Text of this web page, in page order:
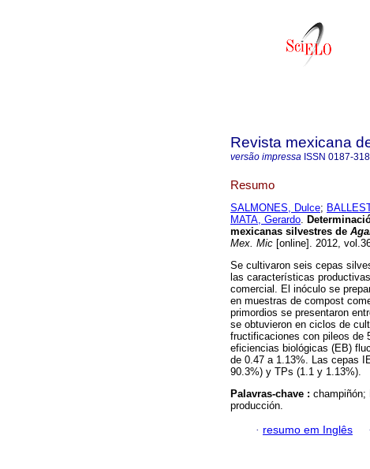
Revista mexicana
versão impressa ISSN 0187-
Resumo
SALMONES, Dulce;
MATA, Gerardo.
mexicanas silvestres de
Mex. Mic [online]. 2012,
Se cultivaron seis cepas
las características
comercial. El inóculo se
en muestras de compost
primordios se presentaron
se obtuvieron en ciclos de
fructificaciones con pileos de
eficiencias biológicas (EB)
de 0.47 a 1.13%. Las cepas
90.3%) y TPs (1.1 y 1.13%).
Palavras-chave : champiñón;
producción.
· resumo em Inglês ·